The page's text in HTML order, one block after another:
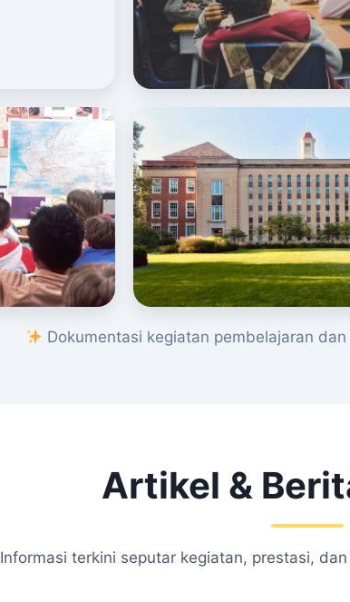
Dokumentasi kegiatan pembelajaran
Artikel &
Informasi terkini seputar kegiatan, prestasi,